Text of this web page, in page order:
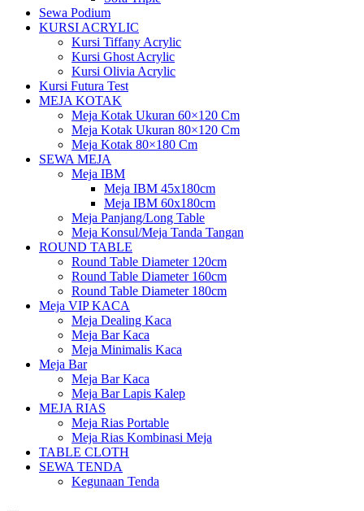
Sewa Podium
KURSI ACRYLIC
Kursi Tiffany Acrylic
Kursi Ghost Acrylic
Kursi Olivia Acrylic
Kursi Futura Test
MEJA KOTAK
Meja Kotak Ukuran 60×120 Cm
Meja Kotak Ukuran 80×120 Cm
Meja Kotak 80×180 Cm
SEWA MEJA
Meja IBM
Meja IBM 45x180cm
Meja IBM 60x180cm
Meja Panjang/Long Table
Meja Konsul/Meja Tanda Tangan
ROUND TABLE
Round Table Diameter 120cm
Round Table Diameter 160cm
Round Table Diameter 180cm
Meja VIP KACA
Meja Dealing Kaca
Meja Bar Kaca
Meja Minimalis Kaca
Meja Bar
Meja Bar Kaca
Meja Bar Lapis Kalep
MEJA RIAS
Meja Rias Portable
Meja Rias Kombinasi Meja
TABLE CLOTH
SEWA TENDA
Kegunaan Tenda